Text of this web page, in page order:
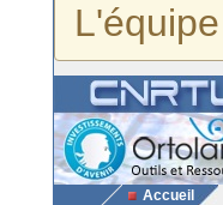
Accueil